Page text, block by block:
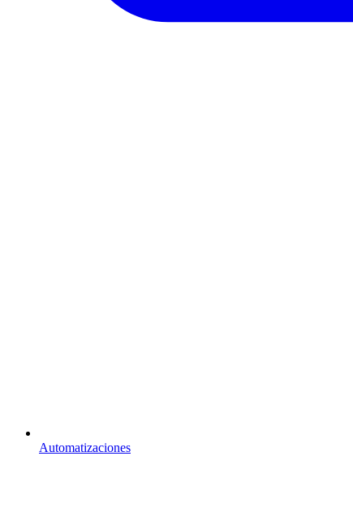
Automatizaciones